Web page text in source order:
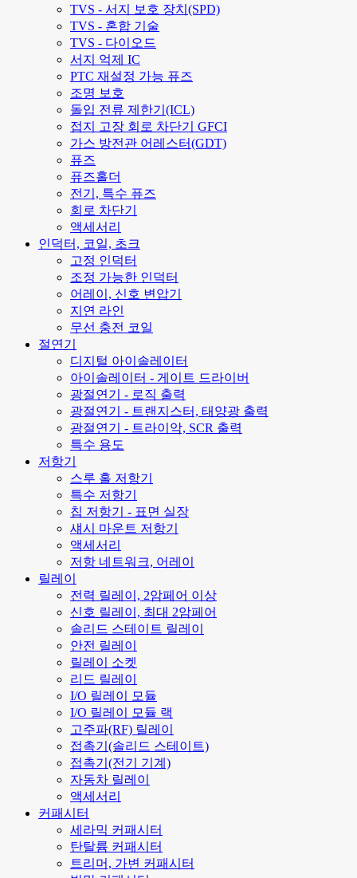
TVS - 서지 보호 장치(SPD)
TVS - 혼합 기술
TVS - 다이오드
서지 억제 IC
PTC 재설정 가능 퓨즈
조명 보호
돌입 전류 제한기(ICL)
접지 고장 회로 차단기 GFCI
가스 방전관 어레스터(GDT)
퓨즈
퓨즈홀더
전기, 특수 퓨즈
회로 차단기
액세서리
인덕터, 코일, 초크
고정 인덕터
조정 가능한 인덕터
어레이, 신호 변압기
지연 라인
무선 충전 코일
절연기
디지털 아이솔레이터
아이솔레이터 - 게이트 드라이버
광절연기 - 로직 출력
광절연기 - 트랜지스터, 태양광 출력
광절연기 - 트라이악, SCR 출력
특수 용도
저항기
스루 홀 저항기
특수 저항기
칩 저항기 - 표면 실장
섀시 마운트 저항기
액세서리
저항 네트워크, 어레이
릴레이
전력 릴레이, 2암페어 이상
신호 릴레이, 최대 2암페어
솔리드 스테이트 릴레이
안전 릴레이
릴레이 소켓
리드 릴레이
I/O 릴레이 모듈
I/O 릴레이 모듈 랙
고주파(RF) 릴레이
접촉기(솔리드 스테이트)
접촉기(전기 기계)
자동차 릴레이
액세서리
커패시터
세라믹 커패시터
탄탈륨 커패시터
트리머, 가변 커패시터